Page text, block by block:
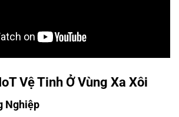
Vệ Tinh Ở Vùng Xa Xôi
Nghiệp